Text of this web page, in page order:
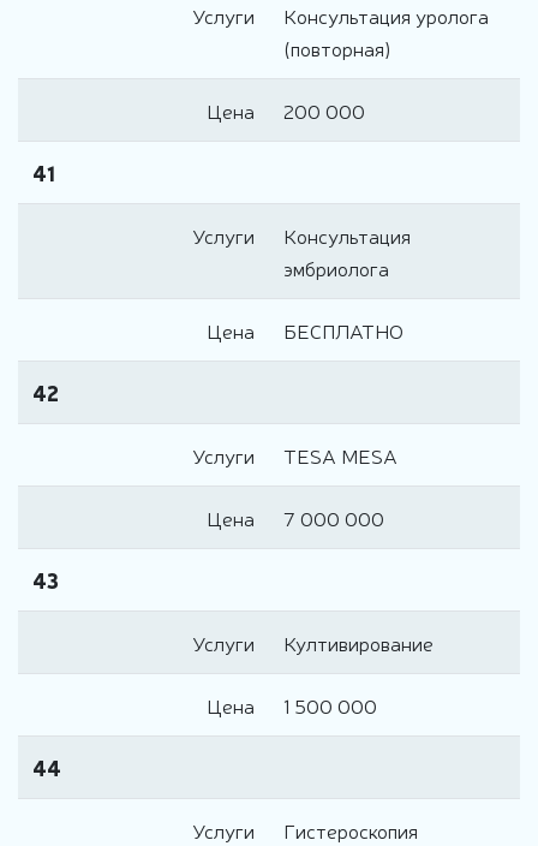
Услуги
Консультация уролога
(повторная)
Цена 200 000
41
Услуги
Консультация
эмбриолога
Цена БЕСПЛАТНО
42
Услуги ТЕSА МЕSА
Цена 7 000 000
43
Услуги Култивирование
Цена 1 500 000
44
Услуги Гистероскопия